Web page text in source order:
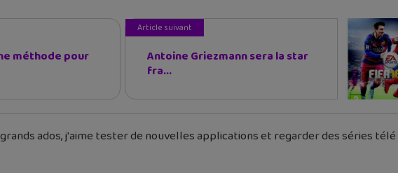
méthode pour
Article suivant
Antoine Griezmann sera la star
fra...
ados, j'aime tester de nouvelles applications et regarder des séries